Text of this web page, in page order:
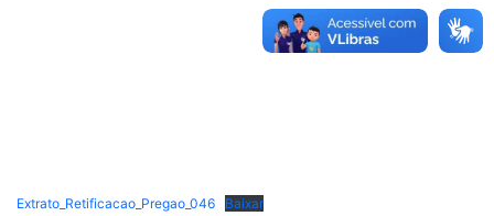
Extrato_Retificacao_Pregao_046 Baixar